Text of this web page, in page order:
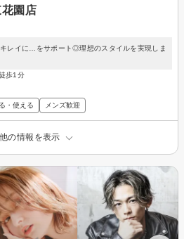
園店
キレイに…をサポート◎理想のスタイルを実現しま
歩1分
・使える メンズ歓迎
の情報を表示